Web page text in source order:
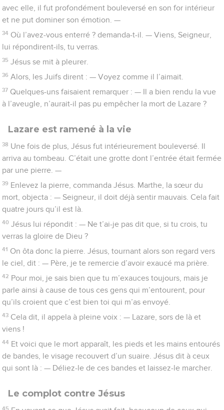
avec elle, il fut profondément bouleversé en son for intérieur
et ne put dominer son émotion. —
34 Où l’avez-vous enterré ? demanda-t-il. — Viens, Seigneur,
lui répondirent-ils, tu verras.
35 Jésus se mit à pleurer.
36 Alors, les Juifs dirent : — Voyez comme il l’aimait.
37 Quelques-uns faisaient remarquer : — Il a bien rendu la vue
à l’aveugle, n’aurait-il pas pu empêcher la mort de Lazare ?
Lazare est ramené à la vie
38 Une fois de plus, Jésus fut intérieurement bouleversé. Il
arriva au tombeau. C’était une grotte dont l’entrée était fermée
par une pierre. —
39 Enlevez la pierre, commanda Jésus. Marthe, la sœur du
mort, objecta : — Seigneur, il doit déjà sentir mauvais. Cela fait
quatre jours qu’il est là.
40 Jésus lui répondit : — Ne t’ai-je pas dit que, si tu crois, tu
verras la gloire de Dieu ?
41 On ôta donc la pierre. Jésus, tournant alors son regard vers
le ciel, dit : — Père, je te remercie d’avoir exaucé ma prière.
42 Pour moi, je sais bien que tu m’exauces toujours, mais je
parle ainsi à cause de tous ces gens qui m’entourent, pour
qu’ils croient que c’est bien toi qui m’as envoyé.
43 Cela dit, il appela à pleine voix : — Lazare, sors de là et
viens !
44 Et voici que le mort apparaît, les pieds et les mains entourés
de bandes, le visage recouvert d’un suaire. Jésus dit à ceux
qui sont là : — Déliez-le de ces bandes et laissez-le marcher.
Le complot contre Jésus
45